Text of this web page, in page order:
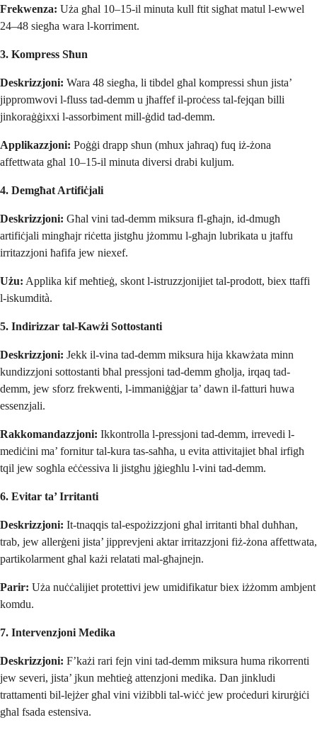
Frekwenza: Uża għal 10–15-il minuta kull ftit sigħat matul l-ewwel
24–48 siegħa wara l-korriment.
3. Kompress Sħun
Deskrizzjoni: Wara 48 siegħa, li tibdel għal kompressi sħun jista’
jippromwovi l-fluss tad-demm u jħaffef il-proċess tal-fejqan billi
jinkoraġġixxi l-assorbiment mill-ġdid tad-demm.
Applikazzjoni: Poġġi drapp sħun (mhux jaħraq) fuq iż-żona
affettwata għal 10–15-il minuta diversi drabi kuljum.
4. Demgħat Artifiċjali
Deskrizzjoni: Għal vini tad-demm miksura fl-għajn, id-dmugħ
artifiċjali mingħajr riċetta jistgħu jżommu l-għajn lubrikata u jtaffu
irritazzjoni ħafifa jew niexef.
Użu: Applika kif meħtieġ, skont l-istruzzjonijiet tal-prodott, biex ttaffi
l-iskumdità.
5. Indirizzar tal-Kawżi Sottostanti
Deskrizzjoni: Jekk il-vina tad-demm miksura hija kkawżata minn
kundizzjoni sottostanti bħal pressjoni tad-demm għolja, irqaq tad-
demm, jew sforz frekwenti, l-immaniġġjar ta’ dawn il-fatturi huwa
essenzjali.
Rakkomandazzjoni: Ikkontrolla l-pressjoni tad-demm, irrevedi l-
mediċini ma’ fornitur tal-kura tas-saħħa, u evita attivitajiet bħal irfigħ
tqil jew sogħla eċċessiva li jistgħu jġiegħlu l-vini tad-demm.
6. Evitar ta’ Irritanti
Deskrizzjoni: It-tnaqqis tal-espożizzjoni għal irritanti bħal duħħan,
trab, jew allerġeni jista’ jipprevjeni aktar irritazzjoni fiż-żona affettwata,
partikolarment għal każi relatati mal-għajnejn.
Parir: Uża nuċċalijiet protettivi jew umidifikatur biex iżżomm ambjent
komdu.
7. Intervenzjoni Medika
Deskrizzjoni: F’każi rari fejn vini tad-demm miksura huma rikorrenti
jew severi, jista’ jkun meħtieġ attenzjoni medika. Dan jinkludi
trattamenti bil-lejżer għal vini viżibbli tal-wiċċ jew proċeduri kirurġiċi
għal fsada estensiva.